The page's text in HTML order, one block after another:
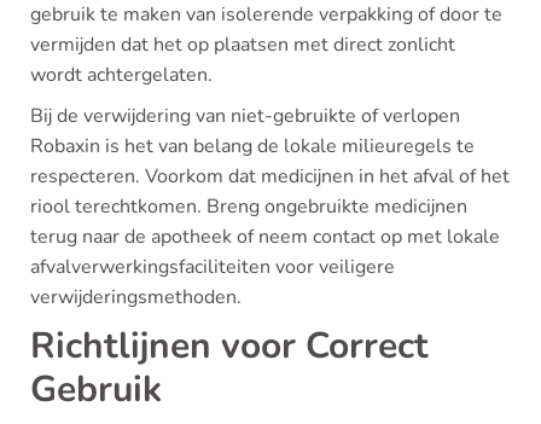
gebruik te maken van isolerende verpakking of door te
vermijden dat het op plaatsen met direct zonlicht
wordt achtergelaten.
Bij de verwijdering van niet-gebruikte of verlopen
Robaxin is het van belang de lokale milieuregels te
respecteren. Voorkom dat medicijnen in het afval of het
riool terechtkomen. Breng ongebruikte medicijnen
terug naar de apotheek of neem contact op met lokale
afvalverwerkingsfaciliteiten voor veiligere
verwijderingsmethoden.
Richtlijnen voor Correct
Gebruik